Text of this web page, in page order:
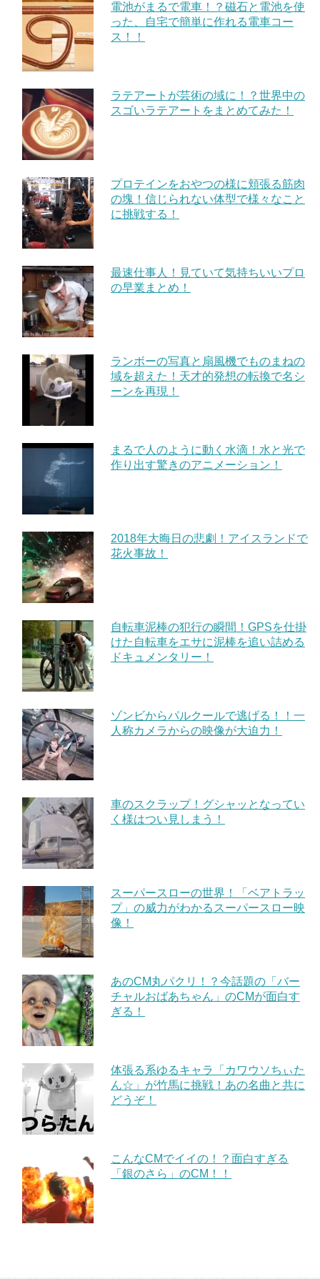
電池がまるで電車！？磁石と電池を使
った、自宅で簡単に作れる電車コー
ス！！
ラテアートが芸術の域に！？世界中の
スゴいラテアートをまとめてみた！
プロテインをおやつの様に頬張る筋肉
の塊！信じられない体型で様々なこと
に挑戦する！
最速仕事人！見ていて気持ちいいプロ
の早業まとめ！
ランボーの写真と扇風機でものまねの
域を超えた！天才的発想の転換で名シ
ーンを再現！
まるで人のように動く水滴！水と光で
作り出す驚きのアニメーション！
2018年大晦日の悲劇！アイスランドで
花火事故！
自転車泥棒の犯行の瞬間！GPSを仕掛
けた自転車をエサに泥棒を追い詰める
ドキュメンタリー！
ゾンビからパルクールで逃げる！！一
人称カメラからの映像が大迫力！
車のスクラップ！グシャッとなってい
く様はつい見しまう！
スーパースローの世界！「ベアトラッ
プ」の威力がわかるスーパースロー映
像！
あのCM丸パクリ！？今話題の「バー
チャルおばあちゃん」のCMが面白す
ぎる！
体張る系ゆるキャラ「カワウソちぃた
ん☆」が竹馬に挑戦！あの名曲と共に
どうぞ！
こんなCMでイイの！？面白すぎる
「銀のさら」のCM！！